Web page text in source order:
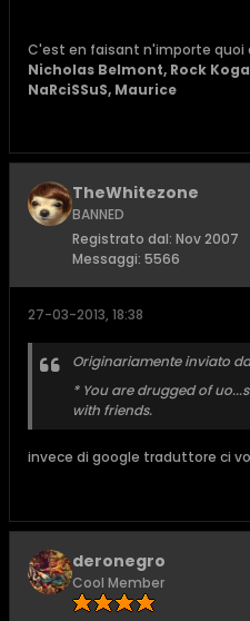
C'est en faisant n'importe quoi
Nicholas Belmont, Rock
NaRciSSuS, Maurice
TheWhitezone
BANNED
Registrato dal: Nov 2007
Messaggi: 5566
27-03-2013, 18:38
Originariamente inviato
* You are drugged of
with friends.
invece di google traduttore ci
deronegro
Cool Member